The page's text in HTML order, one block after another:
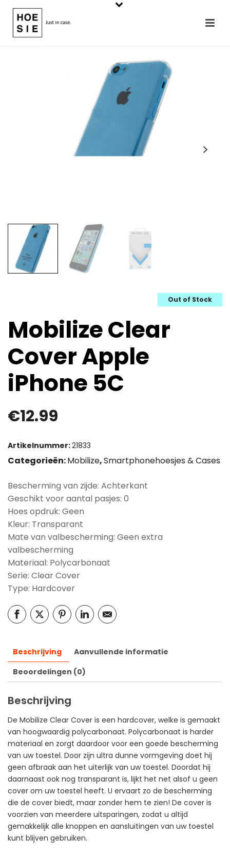
Out of Stock
Mobilize Clear
Cover Apple
iPhone 5C
€12.99
Artikelnummer:21833
Categorieën:Mobilize,Smartphonehoesjes & Cases
Bescherming van zijde: Achterkant
Geschikt voor aantal pasjes: 0
Hoes opdruk: Geen
Kleur: Transparant
Mate van valbescherming: Geen extra
valbescherming
Materiaal: Polycarbonaat
Serie: Clear Cover
Type: Hardcover
Beschrijving
Aanvullende informatie
Beoordelingen (0)
Beschrijving
De Mobilize Clear Cover is een hardcover, welke is gemaakt
van hoogwaardig polycarbonaat. Polycarbonaat is harder
materiaal en zorgt daardoor voor een goede bescherming
van uw toestel. Door zijn ultra dunne vormgeving doet hij
geen afbraak aan het uiterlijk van uw toestel. Doordat hij
daarnaast ook nog transparant is, lijkt het net alsof u geen
cover om uw toestel heeft. U ervaart zo de bescherming
die de cover biedt, maar zonder hem te zien! De cover is
voorzien van meerdere uitsparingen, zodat u altijd
gemakkelijk alle knoppen en aansluitingen van uw toestel
kunt blijven gebruiken.